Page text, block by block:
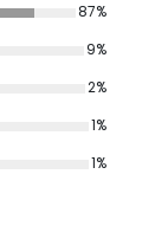
87%
9%
2%
1%
1%